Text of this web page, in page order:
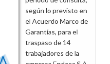
según lo previsto en
el Acuerdo Marco de
Garantías, para el
traspaso de 14
trabajadores de la